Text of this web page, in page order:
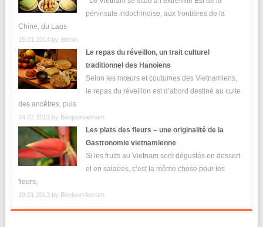
péninsule indochinoise, aux frontières de la
Chine, du Laos
15.01.2014.by admin
Le repas du réveillon, un trait culturel
traditionnel des Hanoiens
Selon les mœurs et coutumes des Vietnamiens,
le repas du réveillon est d’abord destiné au culte
des ancêtres, puis
04.02.2013.by Bonjourvietnam
Les plats des fleurs – une originalité de la
Gastronomie vietnamienne
Si les fruits au Vietnam sont dégustés en dessert
et en salades, c’est la même chose pour les
fleurs,
19.01.2013.by Bonjourvietnam